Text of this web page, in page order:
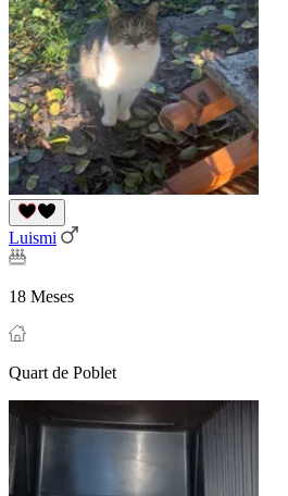
Luismi
18 Meses
Quart de Poblet